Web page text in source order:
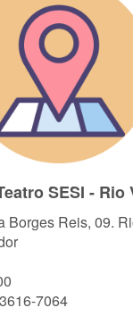
SESI - Rio
Borges Reis, 09.
7064